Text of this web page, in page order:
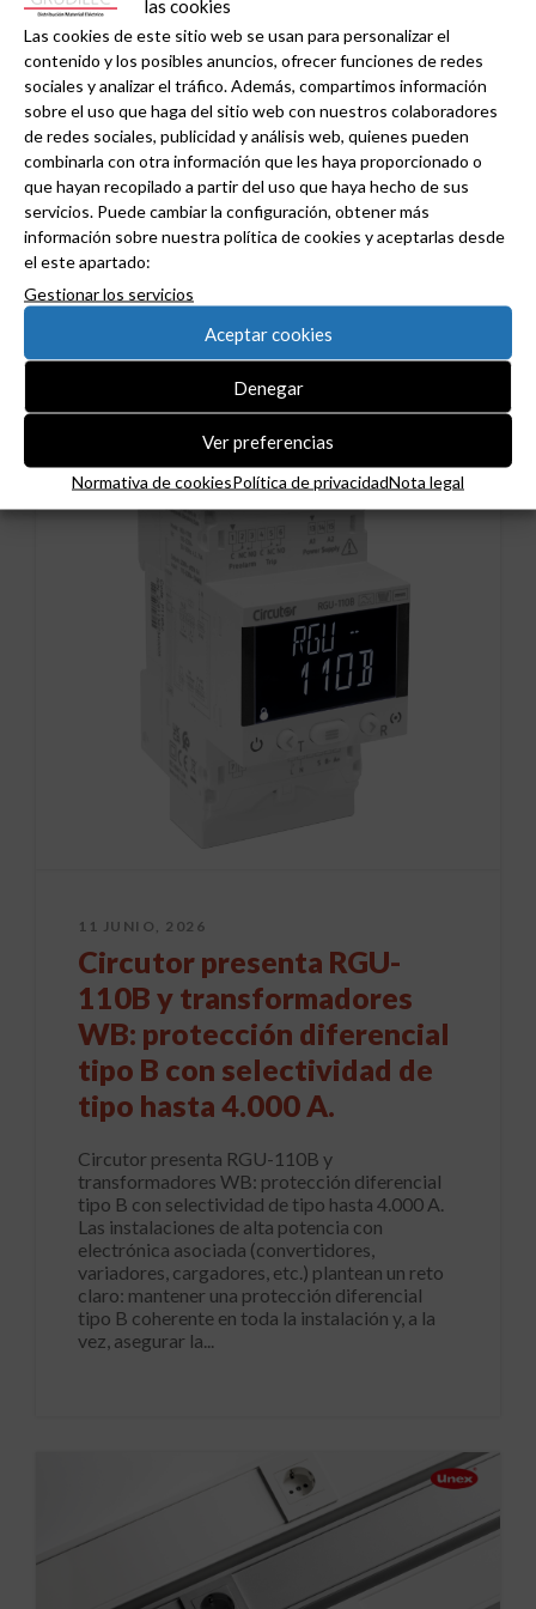
las cookies
Las cookies de este sitio web se usan para personalizar el
contenido y los posibles anuncios, ofrecer funciones de redes
sociales y analizar el tráfico. Además, compartimos información
sobre el uso que haga del sitio web con nuestros colaboradores
de redes sociales, publicidad y análisis web, quienes pueden
combinarla con otra información que les haya proporcionado o
que hayan recopilado a partir del uso que haya hecho de sus
servicios. Puede cambiar la configuración, obtener más
información sobre nuestra política de cookies y aceptarlas desde
el este apartado:
Gestionar los servicios
Aceptar cookies
Denegar
Ver preferencias
Normativa de cookiesPolítica de privacidadNota legal
arquetas y pavimentos
metálicos sin abrir el
registro.
SOFAMEL presenta POWER SALVACANE:
inspección más segura de arquetas y
pavimentos metálicos sin abrir el registro. Las
inspecciones en vía pública y redes
subterráneas tienen un riesgo añadido: no
siempre es evidente si existe tensión peligrosa
en una tapa metálica, una arqueta o una cámara
subterránea. Factores como la humedad,...
11 JUNIO, 2026
Circutor presenta RGU-
110B y transformadores
WB: protección diferencial
tipo B con selectividad de
tipo hasta 4.000 A.
Circutor presenta RGU-110B y
transformadores WB: protección diferencial
tipo B con selectividad de tipo hasta 4.000 A.
Las instalaciones de alta potencia con
electrónica asociada (convertidores,
variadores, cargadores, etc.) plantean un reto
claro: mantener una protección diferencial
tipo B coherente en toda la instalación y, a la
vez, asegurar la...